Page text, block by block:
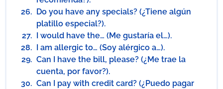
Do you have any specials? (¿Tiene algún
platillo especial?).
I would have the… (Me gustaría el…).
I am allergic to… (Soy alérgico a…).
Can I have the bill, please? (¿Me trae la
cuenta, por favor?).
Can I pay with credit card? (¿Puedo pagar